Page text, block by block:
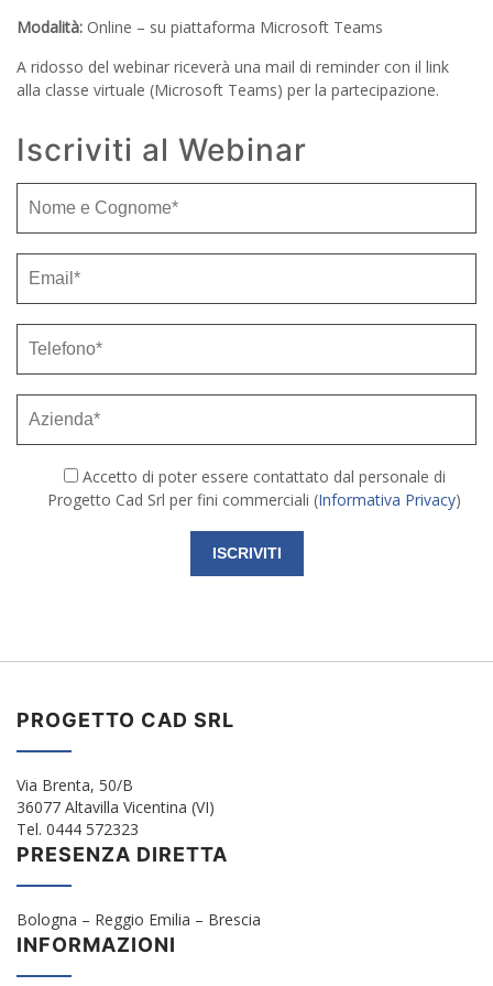
Modalità: Online – su piattaforma Microsoft Teams
A ridosso del webinar riceverà una mail di reminder con il link
alla classe virtuale (Microsoft Teams) per la partecipazione.
Iscriviti al Webinar
Accetto di poter essere contattato dal personale di
Progetto Cad Srl per fini commerciali (Informativa Privacy)
PROGETTO CAD SRL
Via Brenta, 50/B
36077 Altavilla Vicentina (VI)
Tel. 0444 572323
PRESENZA DIRETTA
Bologna – Reggio Emilia – Brescia
INFORMAZIONI